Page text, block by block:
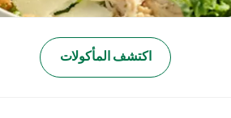
اكتشف المأكولات